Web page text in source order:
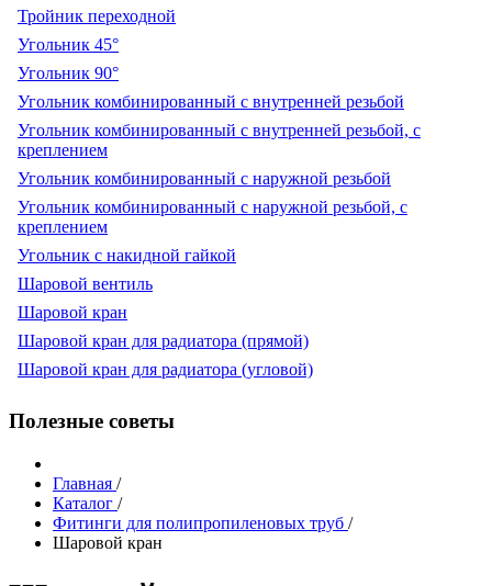
Тройник переходной
Угольник 45°
Угольник 90°
Угольник комбинированный с внутренней резьбой
Угольник комбинированный с внутренней резьбой, с
креплением
Угольник комбинированный с наружной резьбой
Угольник комбинированный с наружной резьбой, с
креплением
Угольник с накидной гайкой
Шаровой вентиль
Шаровой кран
Шаровой кран для радиатора (прямой)
Шаровой кран для радиатора (угловой)
Полезные советы
Главная /
Каталог /
Фитинги для полипропиленовых труб /
Шаровой кран